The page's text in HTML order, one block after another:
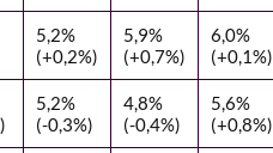
5,2%
(+0,2%)
5,9%
(+0,7%)
6,0%
(+0,1%)
5,2%
(-0,3%)
4,8%
(-0,4%)
5,6%
(+0,8%)